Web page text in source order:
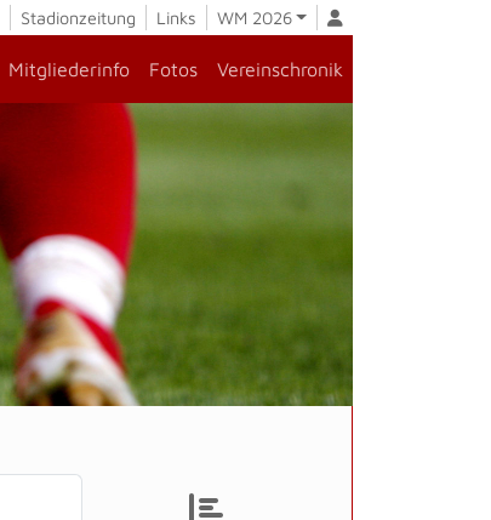
Stadionzeitung Links WM 2026
Mitgliederinfo Fotos Vereinschronik